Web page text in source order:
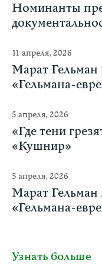
Номинанты
11 апреля, 2026
Марат Гельман
«Гельмана-
5 апреля, 2026
«Где тени
«Кушнир»
5 апреля, 2026
Марат Гельман
«Гельмана-
Узнать больше